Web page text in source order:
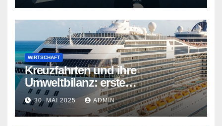
WIRTSCHAFT
Kreuzfahrten und ihre
Umweltbilanz: erste
Kreuzfahrtschiffe gehen neue
Wege
30. MAI 2025 ADMIN